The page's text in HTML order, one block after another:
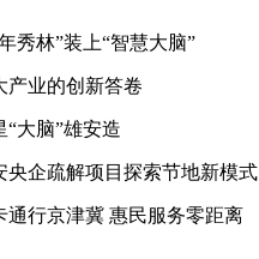
秀林”装上“智慧大脑”
产业的创新答卷
“大脑”雄安造
央企疏解项目探索节地新模式
通行京津冀 惠民服务零距离